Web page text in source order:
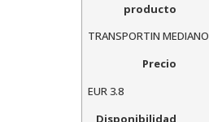
producto
TRANSPORTIN MEDIANO
Precio
EUR3.8
Disponibilidad